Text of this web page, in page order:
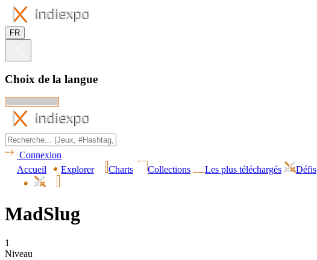
FR
Choix de la langue
Connexion
Accueil
Explorer Charts Collections Les plus téléchargés Défis
MadSlug
1
Niveau